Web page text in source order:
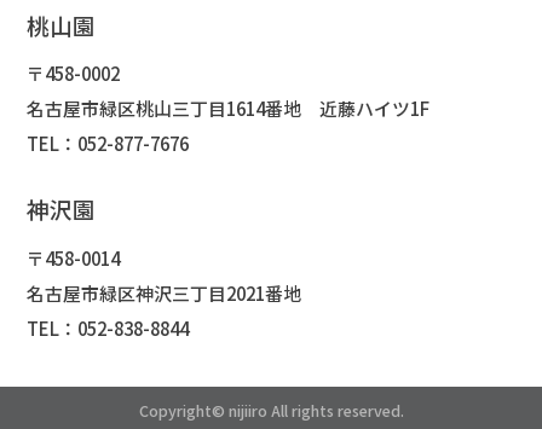
桃山園
〒458-0002
名古屋市緑区桃山三丁目1614番地 近藤ハイツ1F
TEL：052-877-7676
神沢園
〒458-0014
名古屋市緑区神沢三丁目2021番地
TEL：052-838-8844
Copyright© nijiiro All rights reserved.